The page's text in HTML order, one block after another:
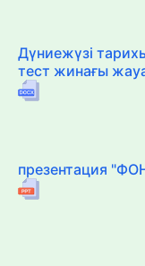
Дүниежүзі
тест жинағы
презентация